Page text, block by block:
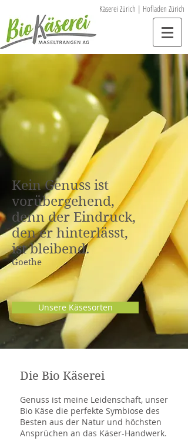
Käserei Zürich | Hofladen Zürich
Kein Genuss ist
vorübergehend,
denn der Eindruck,
den er hinterlässt,
ist bleibend.
Goethe
Unsere Käsesorten
Die Bio Käserei
Genuss ist meine Leidenschaft, unser
Bio Käse die perfekte Symbiose des
Besten aus der Natur und höchsten
Ansprüchen an das Käser-Handwerk.